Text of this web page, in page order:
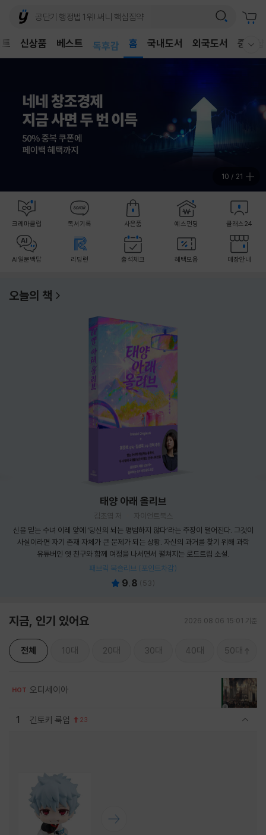
신상품 베스트
독후감
어린이
홈 국내도서 외국도서 중고샵
11 / 21
크레마클럽 독서기록 사은품 예스펀딩 클래스24
AI일문백답 리딩런 출석체크 혜택모음 매장안내
오늘의 책
태양 아래 올리브
김초엽 저
자이언트북스
신을 믿는 수녀 이레 앞에 ‘당신의 뇌는 평범하지 않다’라는 주장이 떨어진다. 그것이
사실이라면 자기 존재 자체가 큰 문제가 되는 상황. 자신의 과거를 찾기 위해 과학
유튜버인 옛 친구와 함께 여정을 나서면서 펼쳐지는 로드트립 소설.
패브릭 북슬리브 (포인트차감)
9.8 (53)
지금, 인기 있어요 2026.08.06 15:01 기준
전체 10대 20대 30대 40대 50대
HOT 오디세이아
1 긴토키 룩업 23